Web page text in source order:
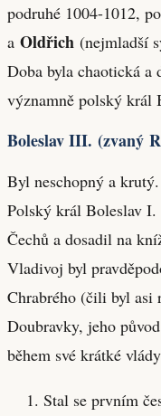
podruhé 1004-1012,
a Oldřich (nejmladší
Doba byla chaotická a
významně polský král
Boleslav III. (zvaný
Byl neschopný a
Polský král Boleslav
Čechů a dosadil na
Vladivoj byl
Chrabrého (čili byl asi
Doubravky, jeho
během své krátké
Stal se prvním